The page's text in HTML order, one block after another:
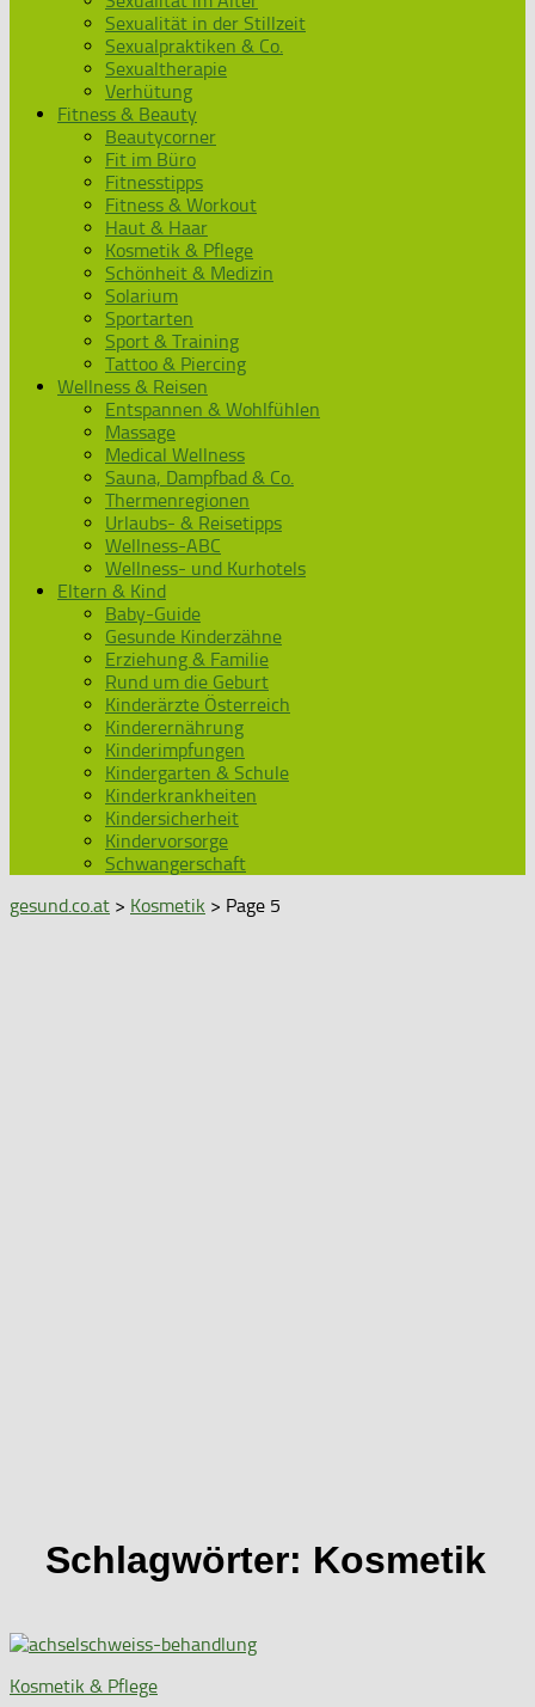
Sexualität in der Stillzeit
Sexualpraktiken & Co.
Sexualtherapie
Verhütung
Fitness & Beauty
Beautycorner
Fit im Büro
Fitnesstipps
Fitness & Workout
Haut & Haar
Kosmetik & Pflege
Schönheit & Medizin
Solarium
Sportarten
Sport & Training
Tattoo & Piercing
Wellness & Reisen
Entspannen & Wohlfühlen
Massage
Medical Wellness
Sauna, Dampfbad & Co.
Thermenregionen
Urlaubs- & Reisetipps
Wellness-ABC
Wellness- und Kurhotels
Eltern & Kind
Baby-Guide
Gesunde Kinderzähne
Erziehung & Familie
Rund um die Geburt
Kinderärzte Österreich
Kinderernährung
Kinderimpfungen
Kindergarten & Schule
Kinderkrankheiten
Kindersicherheit
Kindervorsorge
Schwangerschaft
gesund.co.at > Kosmetik > Page 5
Schlagwörter: Kosmetik
Kosmetik & Pflege